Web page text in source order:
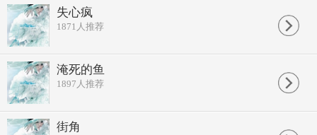
为我抚平创伤
失心疯
1871 人推荐
淹死的鱼
1897 人推荐
街角